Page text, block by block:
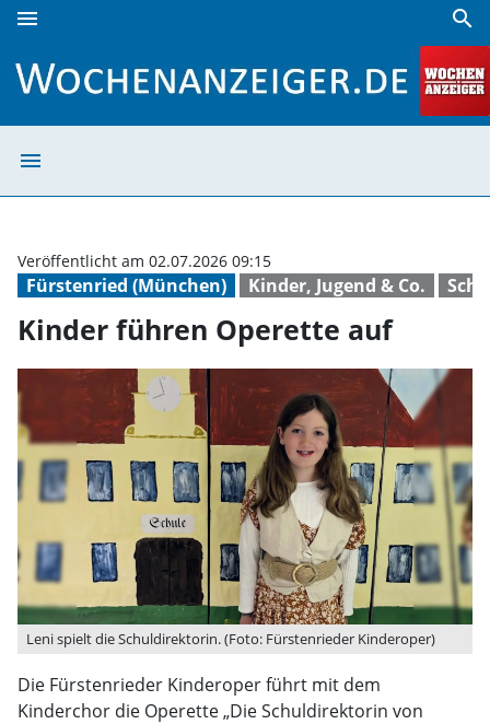
menu search
menu
Fürstenried (München) Kinder, Jugend & Co.
Veröffentlicht am 02.07.2026 09:15
Kinder führen Operette auf
Leni spielt die Schuldirektorin. (Foto: Fürstenrieder Kinderoper)
Die Fürstenrieder Kinderoper führt mit dem
Kinderchor die Operette „Die Schuldirektorin von